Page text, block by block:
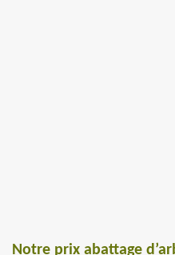
Notre prix abattage